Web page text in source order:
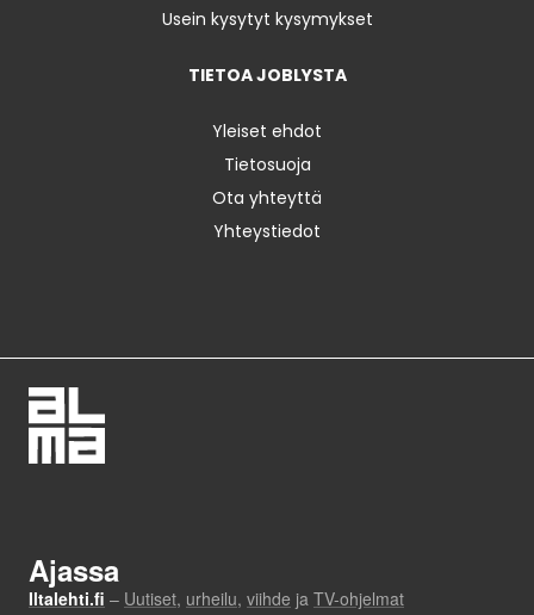
Usein kysytyt kysymykset
TIETOA JOBLYSTA
Yleiset ehdot
Tietosuoja
Ota yhteyttä
Yhteystiedot